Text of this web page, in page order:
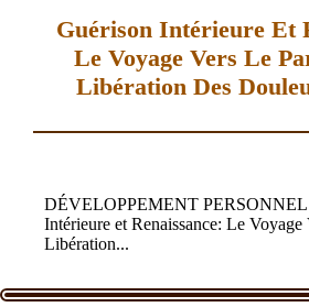
Guérison Intérieure Et
Le Voyage Vers Le
Libération Des
DÉVELOPPEMENT PERSONNEL
Intérieure et Renaissance: Le Voyage
Libération...